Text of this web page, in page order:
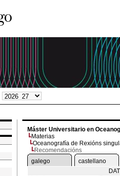
Máster Universitario en
Materias
Oceanografía de Rexións
Recomendacións
galego
castellano